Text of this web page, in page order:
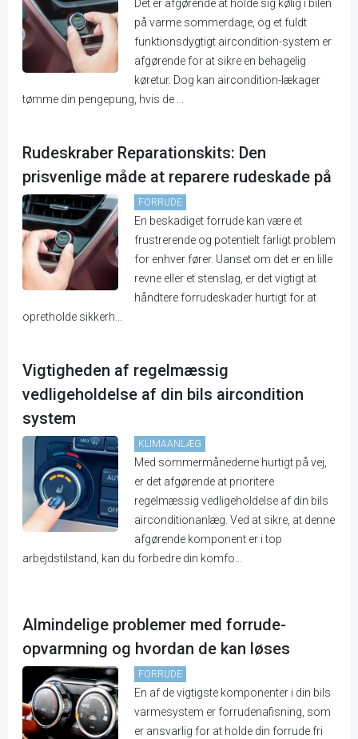
Det er afgørende at holde sig kølig i bilen
på varme sommerdage, og et fuldt
funktionsdygtigt aircondition-system er
afgørende for at sikre en behagelig
køretur. Dog kan aircondition-lækager
tømme din pengepung, hvis de ...
Rudeskraber Reparationskits: Den
prisvenlige måde at reparere rudeskade på
FORRUDE
En beskadiget forrude kan være et
frustrerende og potentielt farligt problem
for enhver fører. Uanset om det er en lille
revne eller et stenslag, er det vigtigt at
håndtere forrudeskader hurtigt for at
opretholde sikkerh...
Vigtigheden af regelmæssig
vedligeholdelse af din bils aircondition
system
KLIMAANLÆG
Med sommermånederne hurtigt på vej,
er det afgørende at prioritere
regelmæssig vedligeholdelse af din bils
airconditionanlæg. Ved at sikre, at denne
afgørende komponent er i top
arbejdstilstand, kan du forbedre din komfo...
Almindelige problemer med forrude-
opvarmning og hvordan de kan løses
FORRUDE
En af de vigtigste komponenter i din bils
varmesystem er forrudenafisning, som
er ansvarlig for at holde din forrude fri